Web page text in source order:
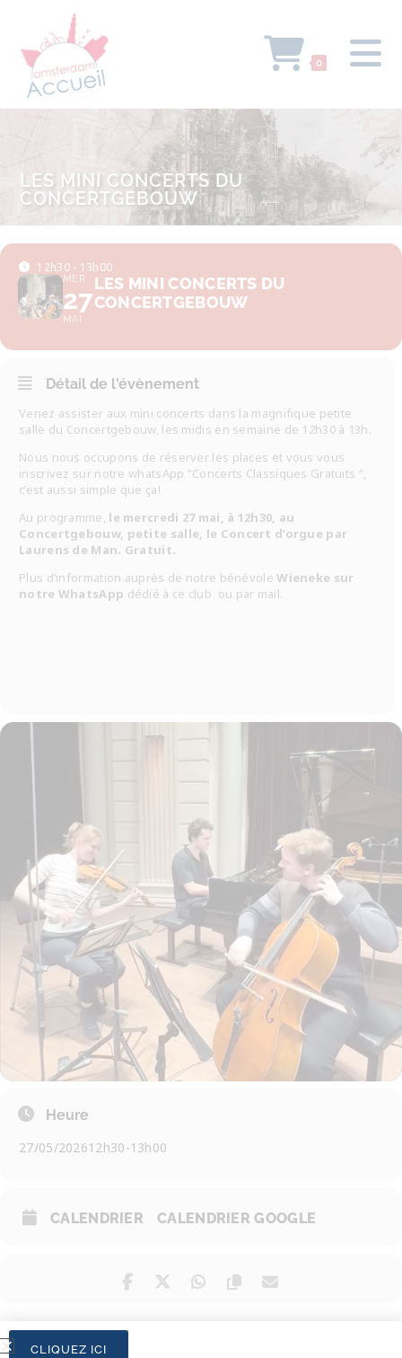
0
LES MINI CONCERTS DU
CONCERTGEBOUW
12h30 - 13h00
MER
27
MAI
LES MINI CONCERTS DU
CONCERTGEBOUW
Détail de l'évènement
Venez assister aux mini concerts dans la magnifique petite
salle du Concertgebouw, les midis en semaine de 12h30 à 13h.
Nous nous occupons de réserver les places et vous vous
inscrivez sur notre whatsApp “Concerts Classiques Gratuits “,
c’est aussi simple que ça!
Au programme, le mercredi 27 mai, à 12h30, au
Concertgebouw, petite salle, le Concert d’orgue par
Laurens de Man. Gratuit.
Plus d’information auprès de notre bénévoleWieneke sur
notre WhatsApp dédié à ce club ou par mail.
Heure
27/05/202612h30-13h00
CALENDRIER CALENDRIER GOOGLE
CLIQUEZ ICI